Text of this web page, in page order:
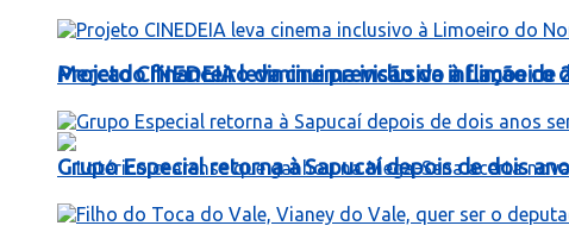
Mercado financeiro diminui previsão da inflação de
Projeto CINEDEIA leva cinema inclusivo à Limoeiro
Grupo Especial retorna à Sapucaí depois de dois